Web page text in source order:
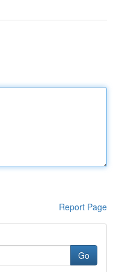
Report Page
Go